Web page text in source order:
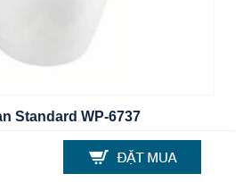
Standard WP-6737